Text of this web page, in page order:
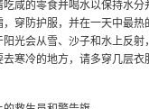
咸的零食并喝水以保持水
穿防护服，并在一天中最热
光会从雪、沙子和水上反
寒冷的地方，请多穿几层